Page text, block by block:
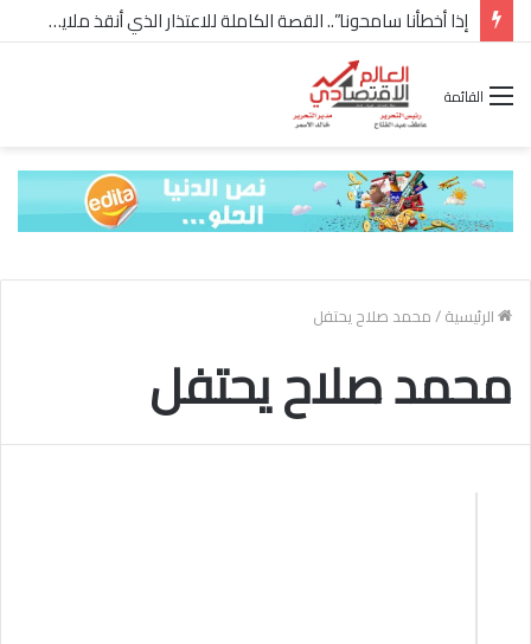
إذا أخطأنا سامحونا”.. القصة الكاملة للاعتذار الذي أنقذ ملايين “إعمار” في الساحل الشمالي
القائمة
الرئيسية/محمد صلاح يحتفل
محمد صلاح يحتفل